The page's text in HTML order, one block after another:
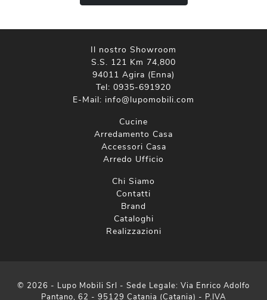
Il nostro Showroom
S.S. 121 Km 74,800
94011 Agira (Enna)
Tel: 0935-691920
E-Mail: info@lupomobili.com
Cucine
Arredamento Casa
Accessori Casa
Arredo Ufficio
Chi Siamo
Contatti
Brand
Cataloghi
Realizzazioni
© 2026 - Lupo Mobili Srl - Sede Legale: Via Enrico Adolfo
Pantano, 62 - 95129 Catania (Catania) - P.IVA